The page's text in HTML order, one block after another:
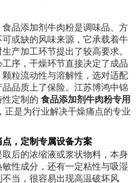
品添加剂牛肉粉是调味品、方
或缺的风味来源，它承载着牛
产加工环节提出了较高要求。
序，干燥环节直接决定了成品
粒流动性与溶解性，选对适配
品质上了保险。江苏博鸿中锦
定制的 食品添加剂牛肉粉专用
正是为行业解决干燥痛点的专业
，定制专属设备方案
后的浓缩液或浆状物料，本身
性成分，还有一定粘性与吸湿
当，很容易出现高温破坏风